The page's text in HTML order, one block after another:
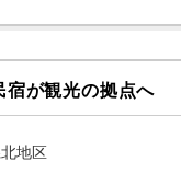
宿が観光の拠点へ
地区